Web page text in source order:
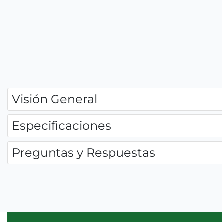
Visión General
Especificaciones
Preguntas y Respuestas